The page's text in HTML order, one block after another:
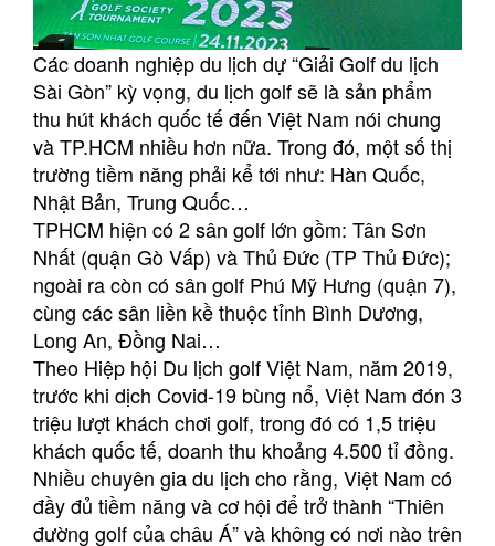
Các doanh nghiệp du lịch dự “Giải Golf du lịch
Sài Gòn” kỳ vọng, du lịch golf sẽ là sản phẩm
thu hút khách quốc tế đến Việt Nam nói chung
và TP.HCM nhiều hơn nữa. Trong đó, một số thị
trường tiềm năng phải kể tới như: Hàn Quốc,
Nhật Bản, Trung Quốc…
TPHCM hiện có 2 sân golf lớn gồm: Tân Sơn
Nhất (quận Gò Vấp) và Thủ Đức (TP Thủ Đức);
ngoài ra còn có sân golf Phú Mỹ Hưng (quận 7),
cùng các sân liền kề thuộc tỉnh Bình Dương,
Long An, Đồng Nai…
Theo Hiệp hội Du lịch golf Việt Nam, năm 2019,
trước khi dịch Covid-19 bùng nổ, Việt Nam đón 3
triệu lượt khách chơi golf, trong đó có 1,5 triệu
khách quốc tế, doanh thu khoảng 4.500 tỉ đồng.
Nhiều chuyên gia du lịch cho rằng, Việt Nam có
đầy đủ tiềm năng và cơ hội để trở thành “Thiên
đường golf của châu Á” và không có nơi nào trên